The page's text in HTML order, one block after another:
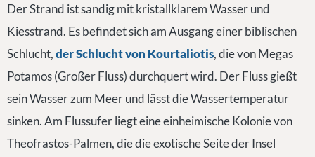
Der Strand ist sandig mit kristallklarem Wasser und
Kiesstrand. Es befindet sich am Ausgang einer biblischen
Schlucht,der Schlucht von Kourtaliotis, die von Megas
Potamos (Großer Fluss) durchquert wird. Der Fluss gießt
sein Wasser zum Meer und lässt die Wassertemperatur
sinken. Am Flussufer liegt eine einheimische Kolonie von
Theofrastos-Palmen, die die exotische Seite der Insel